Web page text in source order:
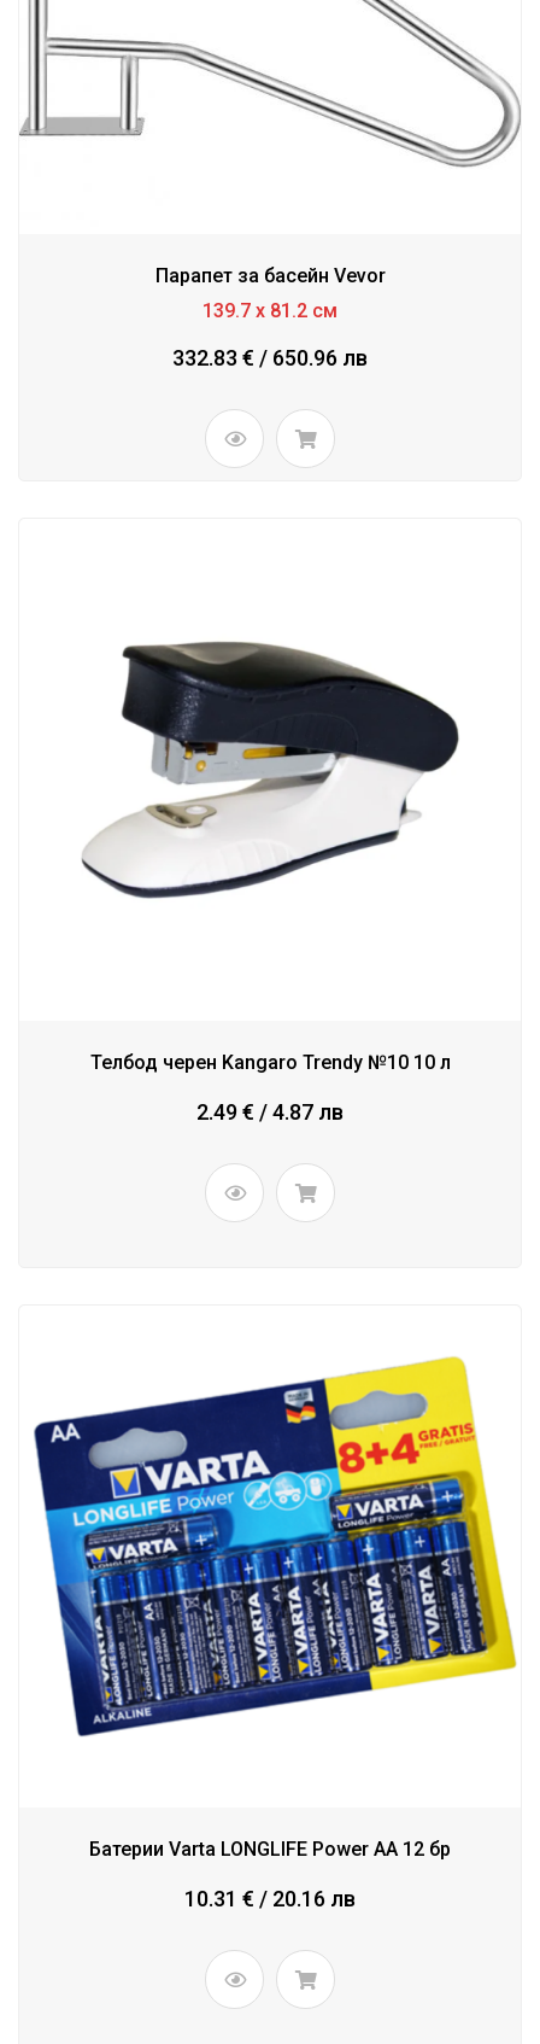
Парапет за басейн Vevor
139.7 x 81.2 см
332.83 € / 650.96 лв
Телбод черен Kangaro Trendy №10 10 л
2.49 € / 4.87 лв
Батерии Varta LONGLIFE Power AA 12 бр
10.31 € / 20.16 лв